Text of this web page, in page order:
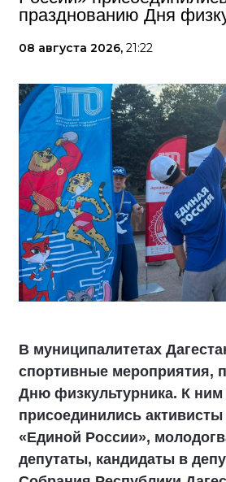
празднованию Дня
08 августа 2026, 21:22
В муниципалитетах
спортивные мероприятия,
Дню физкультурника. К ним
присоединились
«Единой России»,
депутаты, кандидаты в